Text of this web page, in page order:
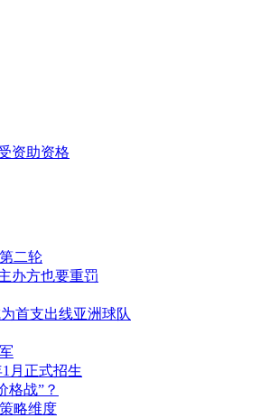
资助资格
二轮
办方也要重罚
首支出线亚洲球队
月正式招生
格战”？
略维度